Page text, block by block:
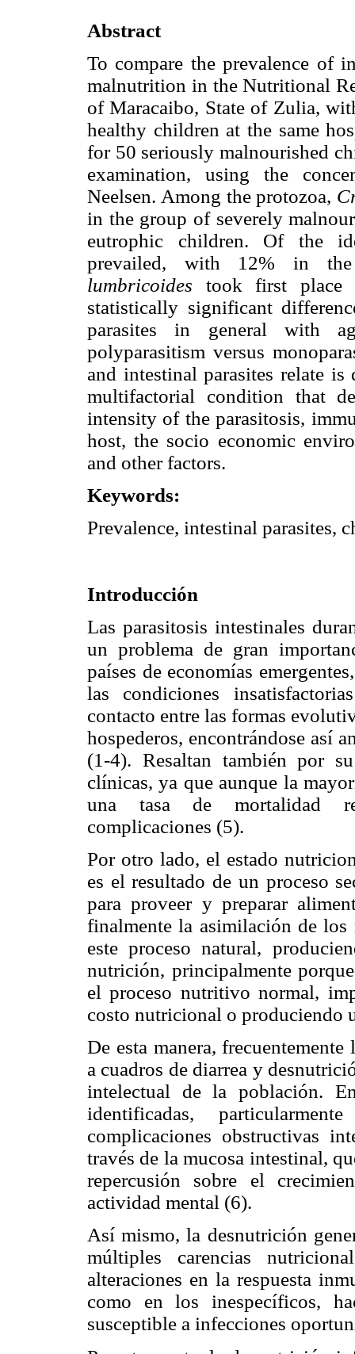
Abstract
To compare the prevalence of
malnutrition in the Nutritional
of Maracaibo, State of Zulia,
healthy children at the same
for 50 seriously malnourished
examination, using the
Neelsen. Among the protozoa,
in the group of severely
eutrophic children. Of the
prevailed, with 12% in
lumbricoides took first place
statistically significant
parasites in general with
polyparasitism versus
and intestinal parasites relate
multifactorial condition that
intensity of the parasitosis,
host, the socio economic
and other factors.
Keywords:
Prevalence, intestinal parasites,
Introducción
Las parasitosis intestinales
un problema de gran
países de economías
las condiciones
contacto entre las formas
hospederos, encontrándose así
(1-4). Resaltan también por
clínicas, ya que aunque la
una tasa de mortalidad
complicaciones (5).
Por otro lado, el estado
es el resultado de un proceso
para proveer y preparar
finalmente la asimilación de los
este proceso natural,
nutrición, principalmente
el proceso nutritivo normal,
costo nutricional o produciendo
De esta manera,
a cuadros de diarrea y
intelectual de la población.
identificadas,
complicaciones obstructivas
través de la mucosa intestinal,
repercusión sobre el
actividad mental (6).
Así mismo, la desnutrición
múltiples carencias
alteraciones en la respuesta
como en los inespecíficos,
susceptible a infecciones